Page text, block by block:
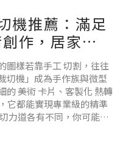
機推薦：滿足
作，居家實
圖樣若靠手工 切割，往往
切機」成為手作族與微型
的 美術 卡片、客製化 熱轉
它都能實現專業級的精準
力道各有不同，你可能會
型號，帶你一窺手作數位
什麼功能？裁切材質的多